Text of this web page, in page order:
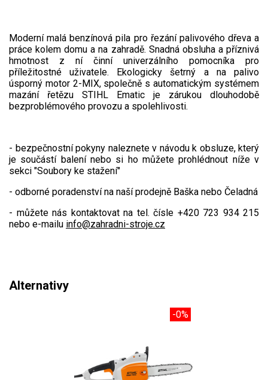
AKU zahradní technika
Aku křovinořezy a vyžínače
Aku pily
Aku sekačky
Aku AL-KO
VARI
Sněhové frézy
Nůžky na živý plot
Moderní malá benzínová pila pro řezání palivového dřeva a
práce kolem domu a na zahradě. Snadná obsluha a příznivá
hmotnost z ní činní univerzálního pomocníka pro
příležitostné uživatele. Ekologicky šetrný a na palivo
úsporný motor 2-MIX, společně s automatickým systémem
mazání řetězu STIHL Ematic je zárukou dlouhodobě
bezproblémového provozu a spolehlivosti.
- bezpečnostní pokyny naleznete v návodu k obsluze, který
je součástí balení nebo si ho můžete prohlédnout níže v
sekci "Soubory ke stažení"
- odborné poradenství na naší prodejně Baška nebo Čeladná
- můžete nás kontaktovat na tel. čísle +420 723 934 215
nebo e-mailu info@zahradni-stroje.cz
Alternativy
-0%